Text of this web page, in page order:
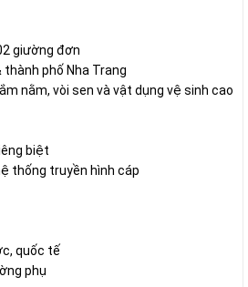
giường đơn
phố Nha Trang
nằm, vòi sen và vật dụng vệ sinh cao
biệt
thống truyền hình cáp
quốc tế
phụ